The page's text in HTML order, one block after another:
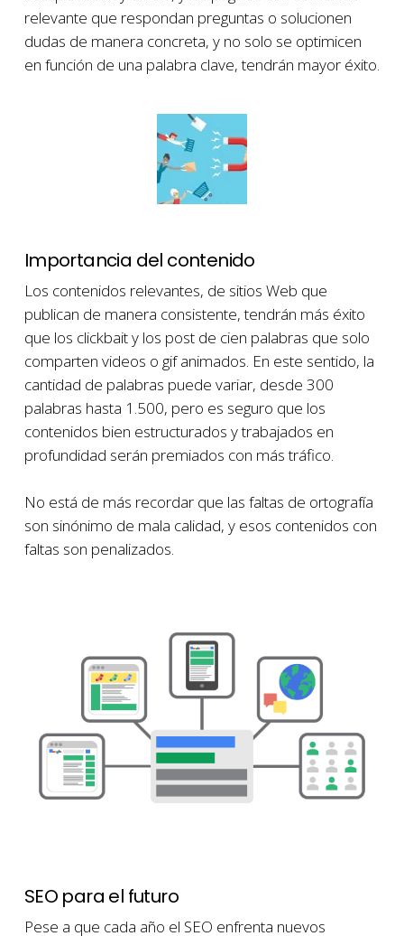
relevante que respondan preguntas o solucionen
dudas de manera concreta, y no solo se optimicen
en función de una palabra clave, tendrán mayor éxito.
Importancia del contenido
Los contenidos relevantes, de sitios Web que
publican de manera consistente, tendrán más éxito
que los clickbait y los post de cien palabras que solo
comparten videos o gif animados. En este sentido, la
cantidad de palabras puede variar, desde 300
palabras hasta 1.500, pero es seguro que los
contenidos bien estructurados y trabajados en
profundidad serán premiados con más tráfico.
No está de más recordar que las faltas de ortografía
son sinónimo de mala calidad, y esos contenidos con
faltas son penalizados.
SEO para el futuro
Pese a que cada año el SEO enfrenta nuevos